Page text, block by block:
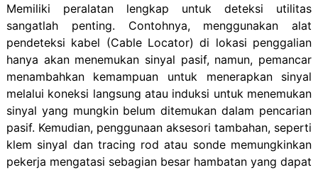
Memiliki peralatan lengkap untuk deteksi utilitas
sangatlah penting. Contohnya, menggunakan alat
pendeteksi kabel (Cable Locator) di lokasi penggalian
hanya akan menemukan sinyal pasif, namun, pemancar
menambahkan kemampuan untuk menerapkan sinyal
melalui koneksi langsung atau induksi untuk menemukan
sinyal yang mungkin belum ditemukan dalam pencarian
pasif. Kemudian, penggunaan aksesori tambahan, seperti
klem sinyal dan tracing rod atau sonde memungkinkan
pekerja mengatasi sebagian besar hambatan yang dapat